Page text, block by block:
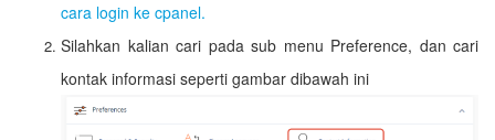
cara login ke cpanel.
Silahkan kalian cari pada sub menu Preference, dan cari
kontak informasi seperti gambar dibawah ini